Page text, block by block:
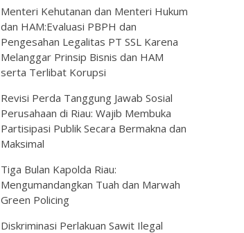
Menteri Kehutanan dan Menteri Hukum
dan HAM:Evaluasi PBPH dan
Pengesahan Legalitas PT SSL Karena
Melanggar Prinsip Bisnis dan HAM
serta Terlibat Korupsi
Revisi Perda Tanggung Jawab Sosial
Perusahaan di Riau: Wajib Membuka
Partisipasi Publik Secara Bermakna dan
Maksimal
Tiga Bulan Kapolda Riau:
Mengumandangkan Tuah dan Marwah
Green Policing
Diskriminasi Perlakuan Sawit Ilegal